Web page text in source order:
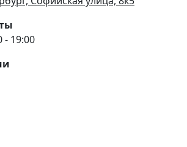
- 19:00